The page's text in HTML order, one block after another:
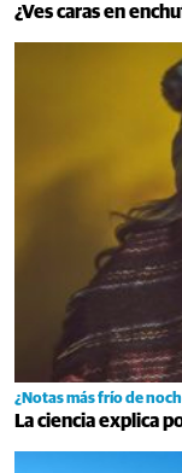
¿Ves caras en
¿Notas más frío de
La ciencia explica